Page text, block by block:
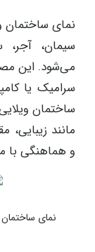
نمای ساختمان
سیمان،
می‌شود. این
سرامیک یا
ساختمان
مانند
و هماهنگی با
نمای